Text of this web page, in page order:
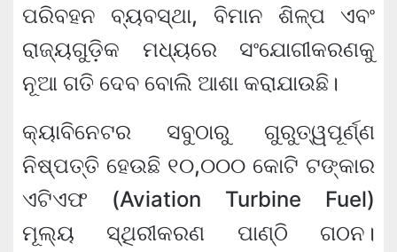
ପରିବହନ ବ୍ୟବସ୍ଥା, ବିମାନ ଶିଳ୍ପ ଏବଂ
ରାଜ୍ୟଗୁଡ଼ିକ ମଧ୍ୟରେ ସଂଯୋଗୀକରଣକୁ
ନୂଆ ଗତି ଦେବ ବୋଲି ଆଶା କରାଯାଉଛି।
କ୍ୟାବିନେଟର ସବୁଠାରୁ ଗୁରୁତ୍ୱପୂର୍ଣ୍ଣ
ନିଷ୍ପତ୍ତି ହେଉଛି ୧୦,୦୦୦ କୋଟି ଟଙ୍କାର
ଏଟିଏଫ (Aviation Turbine Fuel)
ମୂଲ୍ୟ ସ୍ଥିରୀକରଣ ପାଣ୍ଠି ଗଠନ।